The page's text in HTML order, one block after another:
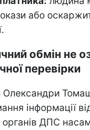
або
обмін не
перевірки
інформації
органів ДПС